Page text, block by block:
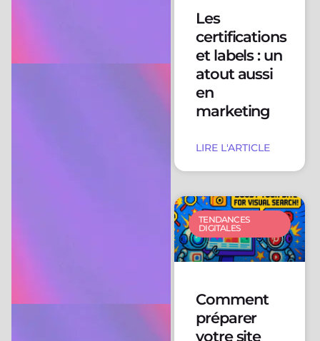
Les
certifications
et labels : un
atout aussi
en
marketing
LIRE L'ARTICLE
TENDANCES
DIGITALES
Comment
préparer
votre site